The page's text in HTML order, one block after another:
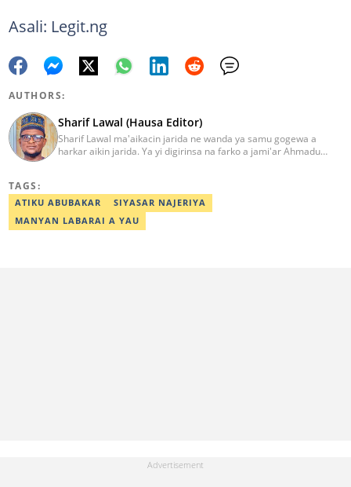
Asali: Legit.ng
AUTHORS:
Sharif Lawal (Hausa Editor)
Sharif Lawal ma'aikacin jarida ne wanda ya samu gogewa a
harkar aikin jarida. Ya yi digirinsa na farko a jami'ar Ahmadu
TAGS:
ATIKU ABUBAKAR
SIYASAR NAJERIYA
MANYAN LABARAI A YAU